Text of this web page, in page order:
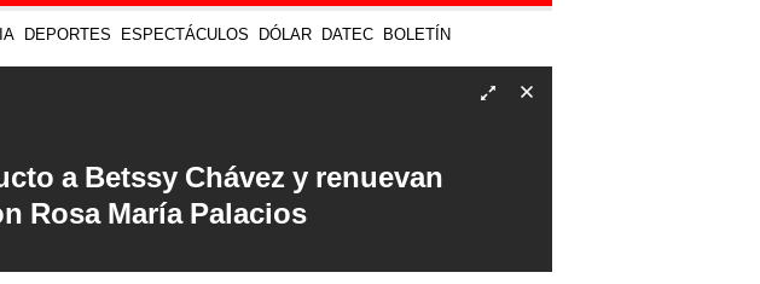
DEPORTES ESPECTÁCULOS DÓLAR DATEC BOLETÍN
a Betssy Chávez y renuevan
Rosa María Palacios